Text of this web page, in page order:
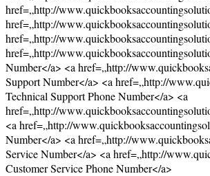
href=„http://
href=„http://
href=„http://
href=„http://
Number</a> <a href=„http://
Support Number</a> <a href=„http://
Technical Support Phone Number</a> <a
href=„http://
<a href=„http://
Number</a> <a href=„http://
Service Number</a> <a href=„http://
Customer Service Phone Number</a>